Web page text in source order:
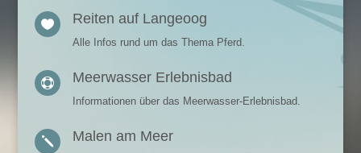
 Reiten auf Langeoog
Alle Infos rund um das Thema Pferd.
 Meerwasser Erlebnisbad
Informationen über das Meerwasser-Erlebnisbad.
j Malen am Meer